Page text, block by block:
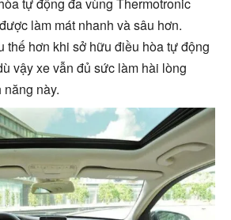
tự động đa vùng Thermotronic
làm mát nhanh và sâu hơn.
thế hơn khi sở hữu điều hòa tự động
vậy xe vẫn đủ sức làm hài lòng
này.